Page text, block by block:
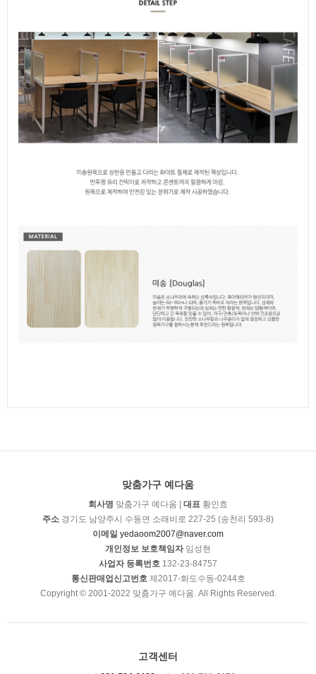
맞춤가구 예다움
회사명 맞춤가구 예다움 | 대표 황인효
주소 경기도 남양주시 수동면 소래비로 227-25 (송천리 593-8)
이메일 yedaoom2007@naver.com
개인정보 보호책임자임성현
사업자 등록번호 132-23-84757
통신판매업신고번호제2017-화도수동-0244호
Copyright © 2001-2022 맞춤가구 예다움. All Rights Reserved.
고객센터